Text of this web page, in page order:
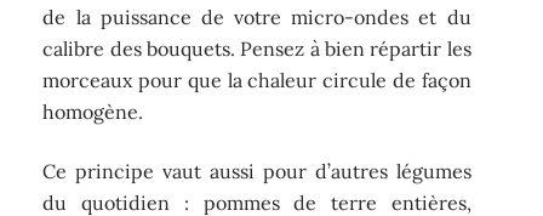
de la puissance de votre micro-ondes et du
calibre des bouquets. Pensez à bien répartir les
morceaux pour que la chaleur circule de façon
homogène.
Ce principe vaut aussi pour d’autres légumes
du quotidien : pommes de terre entières,